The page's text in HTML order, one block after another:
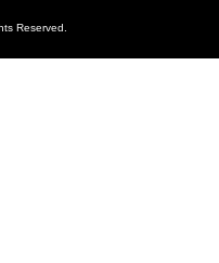
Reserved.